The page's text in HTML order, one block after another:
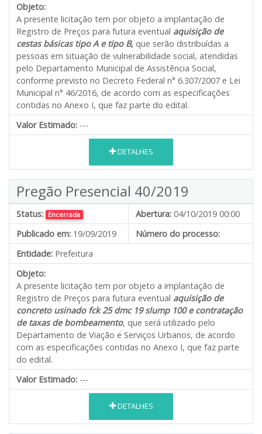
Objeto:
A presente licitação tem por objeto a implantação de
Registro de Preços para futura eventual aquisição de
cestas básicas tipo A e tipo B, que serão distribuídas a
pessoas em situação de vulnerabilidade social, atendidas
pelo Departamento Municipal de Assistência Social,
conforme previsto no Decreto Federal n° 6.307/2007 e Lei
Municipal n° 46/2016, de acordo com as especificações
contidas no Anexo I, que faz parte do edital.
Valor Estimado: ---
DETALHES
Pregão Presencial 40/2019
Status: Encerrada Abertura: 04/10/2019 00:00
Publicado em: 19/09/2019
Número do processo:
Entidade: Prefeitura
Objeto:
A presente licitação tem por objeto a implantação de
Registro de Preços para futura eventual aquisição de
concreto usinado fck 25 dmc 19 slump 100 e contratação
de taxas de bombeamento, que será utilizado pelo
Departamento de Viação e Serviços Urbanos, de acordo
com as especificações contidas no Anexo I, que faz parte
do edital.
Valor Estimado: ---
DETALHES